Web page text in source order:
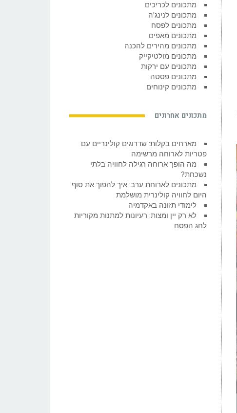
מתכונים לכריכים
מתכונים לנינג'ה
מתכונים לפסח
מתכונים מאפים
מתכונים מהירים להכנה
מתכונים מולטיקייק
מתכונים עם ירקות
מתכונים פסטה
מתכונים קינוחים
מתכונים אחרונים
מארחים בקלות: שדרוגים קולינריים עם
פטריות לארוחה מרשימה
מה הופך ארוחה רגילה לחוויה בלתי
נשכחת?
מתכונים לארוחת ערב: איך להפוך את סוף
היום לחוויה קולינרית מושלמת
לימודי תזונה באקדמיה
לא רק יין ומצות: רעיונות למתנות מקוריות
לחג הפסח